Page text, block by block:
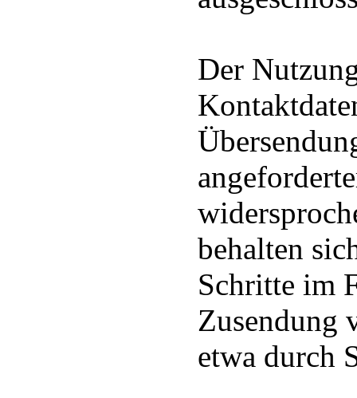
Der
behalten
Schritte im
Zusendung
etwa durch